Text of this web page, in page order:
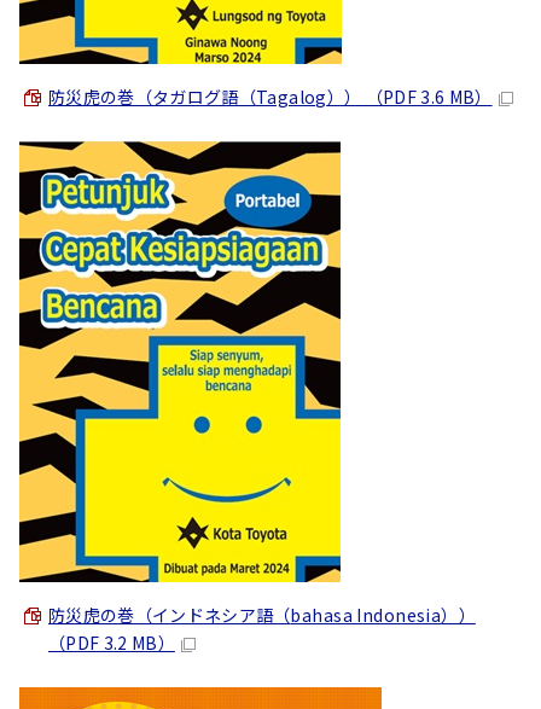
防災虎の巻（タガログ語（Tagalog）） （PDF 3.6 MB）
防災虎の巻（インドネシア語（bahasa Indonesia））
（PDF 3.2 MB）